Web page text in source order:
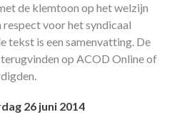
de klemtoon op het welzijn
respect voor het syndicaal
tekst is een samenvatting. De
op ACOD Online of
26 juni 2014